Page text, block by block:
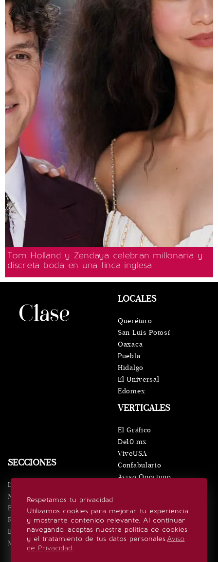
Tom Holland y Zendaya celebran millonaria y
discreta boda en una finca inglesa
Respetamos tu privacidad
Utilizamos cookies para mejorar tu experiencia
y mostrarte contenido relevante. Al continuar
navegando, aceptas nuestra política de cookies
y el tratamiento de tus datos personales.Aviso
de Privacidad.
SECCIONES
Inicio
Noticias
Eventos
Realeza
Estilo de vida
Minuto x Minuto
VERTICALES
El Gráfico
De10.mx
ViveUSA
Confabulario
Aviso Oportuno
LOCALES
Querétaro
San Luis Potosí
Oaxaca
Puebla
Hidalgo
El Universal
Edomex
SÍGUENOS